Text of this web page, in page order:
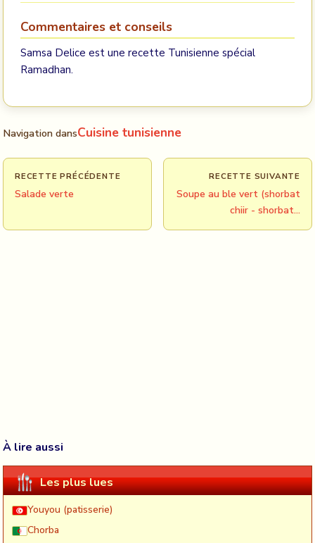
Commentaires et conseils
Samsa Delice est une recette Tunisienne spécial
Ramadhan.
Navigation dansCuisine tunisienne
RECETTE PRÉCÉDENTE
Salade verte
RECETTE SUIVANTE
Soupe au ble vert (shorbat
chiir - shorbat…
À lire aussi
Les plus lues
Youyou (patisserie)
Chorba